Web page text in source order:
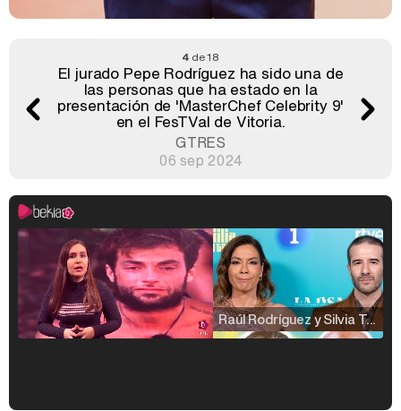
4de 18
El jurado Pepe Rodríguez ha sido una de
las personas que ha estado en la
presentación de 'MasterChef Celebrity 9'
en el FesTVal de Vitoria.
GTRES
06 sep 2024
Raúl Rodríguez y Silvia Taulés nos cuentan su papel en 'La familia de la tele'